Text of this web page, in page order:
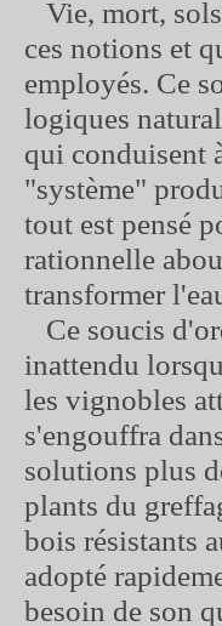
Vie, mort,
ces notions et
employés. Ce
logiques
qui conduisent
"système"
tout est pensé
rationnelle
transformer
Ce soucis
inattendu
les vignobles
s'engouffra
solutions plus
plants du
bois résistants
adopté
besoin de son